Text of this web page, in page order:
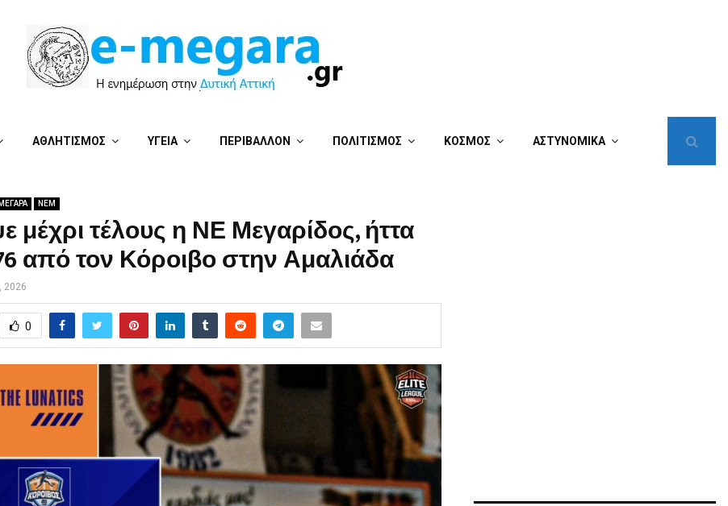
ΑΘΛΗΤΙΣΜΟΣ ΥΓΕΙΑ ΠΕΡΙΒΑΛΛΟΝ ΠΟΛΙΤΙΣΜΟΣ ΚΟΣΜΟΣ ΑΣΤΥΝΟΜΙΚΑ
ΜΕΓΑΡΑ ΝΕΜ
μέχρι τέλους η ΝΕ Μεγαρίδος, ήττα
από τον Κόροιβο στην Αμαλιάδα
2026
0